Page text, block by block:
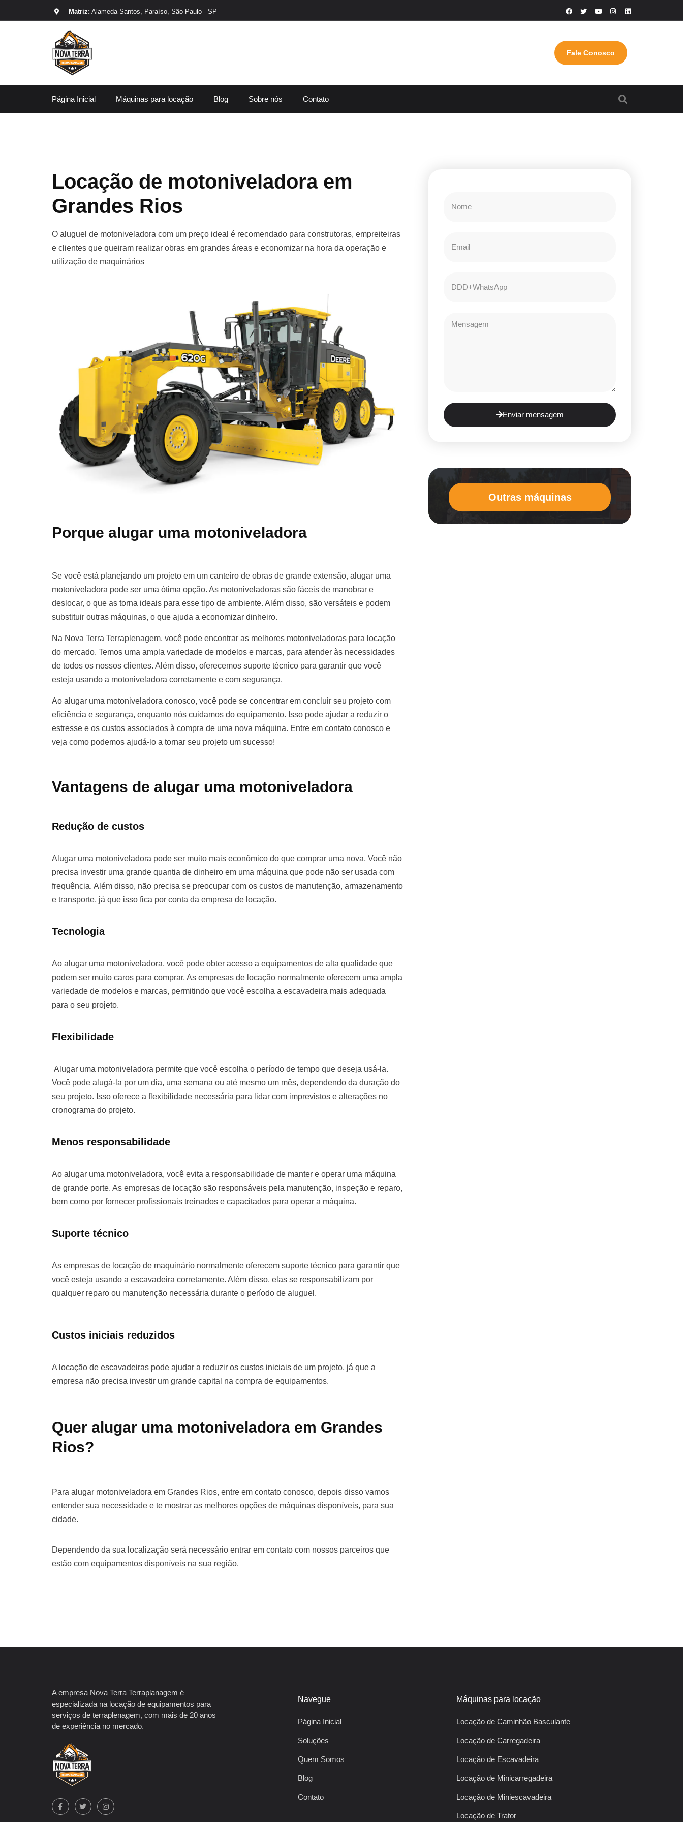
Matriz: Alameda Santos, Paraíso, São Paulo - SP
Fale Conosco
Página Inicial Máquinas para locação Blog Sobre nós Contato
Locação de motoniveladora em
Grandes Rios
O aluguel de motoniveladora com um preço ideal é recomendado para construtoras, empreiteiras
e clientes que queiram realizar obras em grandes áreas e economizar na hora da operação e
utilização de maquinários
Porque alugar uma motoniveladora
Se você está planejando um projeto em um canteiro de obras de grande extensão, alugar uma
motoniveladora pode ser uma ótima opção. As motoniveladoras são fáceis de manobrar e
deslocar, o que as torna ideais para esse tipo de ambiente. Além disso, são versáteis e podem
substituir outras máquinas, o que ajuda a economizar dinheiro.
Na Nova Terra Terraplenagem, você pode encontrar as melhores motoniveladoras para locação
do mercado. Temos uma ampla variedade de modelos e marcas, para atender às necessidades
de todos os nossos clientes. Além disso, oferecemos suporte técnico para garantir que você
esteja usando a motoniveladora corretamente e com segurança.
Ao alugar uma motoniveladora conosco, você pode se concentrar em concluir seu projeto com
eficiência e segurança, enquanto nós cuidamos do equipamento. Isso pode ajudar a reduzir o
estresse e os custos associados à compra de uma nova máquina. Entre em contato conosco e
veja como podemos ajudá-lo a tornar seu projeto um sucesso!
Vantagens de alugar uma motoniveladora
Redução de custos
Alugar uma motoniveladora pode ser muito mais econômico do que comprar uma nova. Você não
precisa investir uma grande quantia de dinheiro em uma máquina que pode não ser usada com
frequência. Além disso, não precisa se preocupar com os custos de manutenção, armazenamento
e transporte, já que isso fica por conta da empresa de locação.
Tecnologia
Ao alugar uma motoniveladora, você pode obter acesso a equipamentos de alta qualidade que
podem ser muito caros para comprar. As empresas de locação normalmente oferecem uma ampla
variedade de modelos e marcas, permitindo que você escolha a escavadeira mais adequada
para o seu projeto.
Flexibilidade
Alugar uma motoniveladora permite que você escolha o período de tempo que deseja usá-la.
Você pode alugá-la por um dia, uma semana ou até mesmo um mês, dependendo da duração do
seu projeto. Isso oferece a flexibilidade necessária para lidar com imprevistos e alterações no
cronograma do projeto.
Menos responsabilidade
Ao alugar uma motoniveladora, você evita a responsabilidade de manter e operar uma máquina
de grande porte. As empresas de locação são responsáveis pela manutenção, inspeção e reparo,
bem como por fornecer profissionais treinados e capacitados para operar a máquina.
Suporte técnico
As empresas de locação de maquinário normalmente oferecem suporte técnico para garantir que
você esteja usando a escavadeira corretamente. Além disso, elas se responsabilizam por
qualquer reparo ou manutenção necessária durante o período de aluguel.
Custos iniciais reduzidos
A locação de escavadeiras pode ajudar a reduzir os custos iniciais de um projeto, já que a
empresa não precisa investir um grande capital na compra de equipamentos.
Quer alugar uma motoniveladora em Grandes
Rios?
Para alugar motoniveladora em Grandes Rios, entre em contato conosco, depois disso vamos
entender sua necessidade e te mostrar as melhores opções de máquinas disponíveis, para sua
cidade.
Dependendo da sua localização será necessário entrar em contato com nossos parceiros que
estão com equipamentos disponíveis na sua região.
Enviar mensagem
Outras máquinas
A empresa Nova Terra Terraplanagem é
especializada na locação de equipamentos para
serviços de terraplenagem, com mais de 20 anos
de experiência no mercado.
Navegue
Página Inicial
Soluções
Quem Somos
Blog
Contato
Máquinas para locação
Locação de Caminhão Basculante
Locação de Carregadeira
Locação de Escavadeira
Locação de Minicarregadeira
Locação de Miniescavadeira
Locação de Trator